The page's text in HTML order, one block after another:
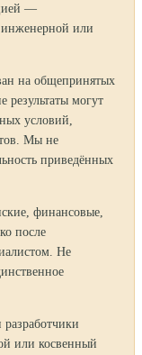
—
или
на общепринятых
результаты могут
условий,
Мы не
приведённых
финансовые,
после
Не
или косвенный